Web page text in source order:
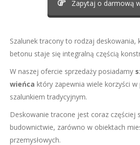
Zapytaj o darmową
Szalunek tracony to rodzaj deskowania,
betonu staje się integralną częścią
W naszej ofercie sprzedaży posiadamy
wieńca który zapewnia wiele korzyści
szalunkiem tradycyjnym.
Deskowanie tracone jest coraz częściej
budownictwie, zarówno w obiektach
przemysłowych.